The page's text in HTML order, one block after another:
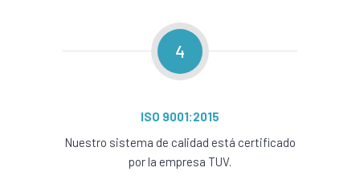
4
ISO 9001:2015
Nuestro sistema de calidad está certificado
por la empresa TUV.